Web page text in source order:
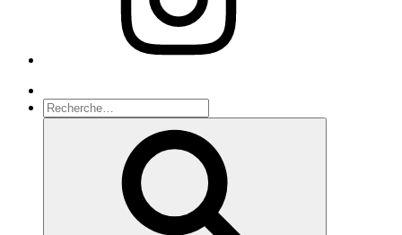
Recherche
pour